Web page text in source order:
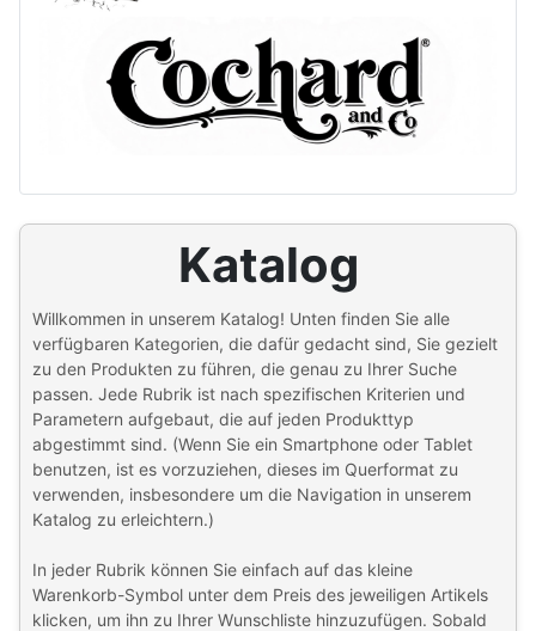
Katalog
Willkommen in unserem Katalog! Unten finden Sie alle
verfügbaren Kategorien, die dafür gedacht sind, Sie gezielt
zu den Produkten zu führen, die genau zu Ihrer Suche
passen. Jede Rubrik ist nach spezifischen Kriterien und
Parametern aufgebaut, die auf jeden Produkttyp
abgestimmt sind. (Wenn Sie ein Smartphone oder Tablet
benutzen, ist es vorzuziehen, dieses im Querformat zu
verwenden, insbesondere um die Navigation in unserem
Katalog zu erleichtern.)
In jeder Rubrik können Sie einfach auf das kleine
Warenkorb-Symbol unter dem Preis des jeweiligen Artikels
klicken, um ihn zu Ihrer Wunschliste hinzuzufügen. Sobald